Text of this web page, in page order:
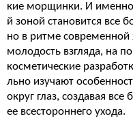
кие морщинки. И именно
й зоной становится все
но в ритме современной
молодость взгляда, на
косметические
льно изучают
округ глаз, создавая
ее всестороннего ухода.